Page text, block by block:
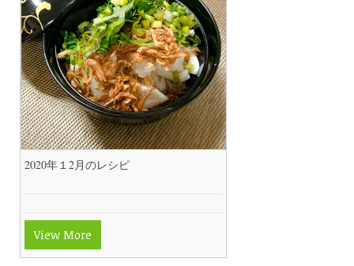
2020年１2月のレシピ
View More